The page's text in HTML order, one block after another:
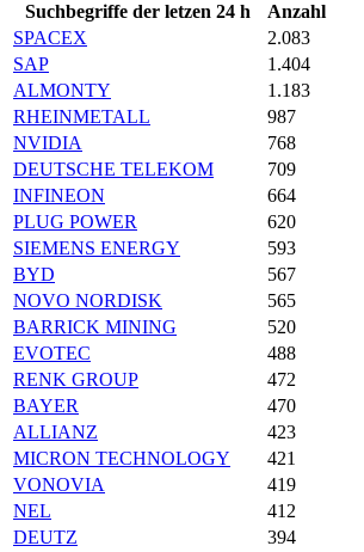
Suchbegriffe der letzen 24 h
Anzahl
SPACEX
2.083
SAP
1.404
ALMONTY
1.183
RHEINMETALL
987
NVIDIA
768
DEUTSCHE TELEKOM
709
INFINEON
664
PLUG POWER
620
SIEMENS ENERGY
593
BYD
567
NOVO NORDISK
565
BARRICK MINING
520
EVOTEC
488
RENK GROUP
472
BAYER
470
ALLIANZ
423
MICRON TECHNOLOGY
421
VONOVIA
419
NEL
412
DEUTZ
394